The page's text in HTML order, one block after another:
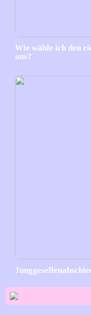
Wie wähle ich den
aus?